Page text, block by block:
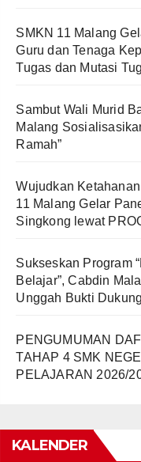
SMKN 11 Malang
Guru dan Tenaga
Tugas dan Mutasi
Sambut Wali Murid
Malang
Ramah”
Wujudkan
11 Malang Gelar
Singkong lewat
Sukseskan Program
Belajar”, Cabdin
Unggah Bukti Dukung
PENGUMUMAN
TAHAP 4 SMK
PELAJARAN 2026/
KALENDER